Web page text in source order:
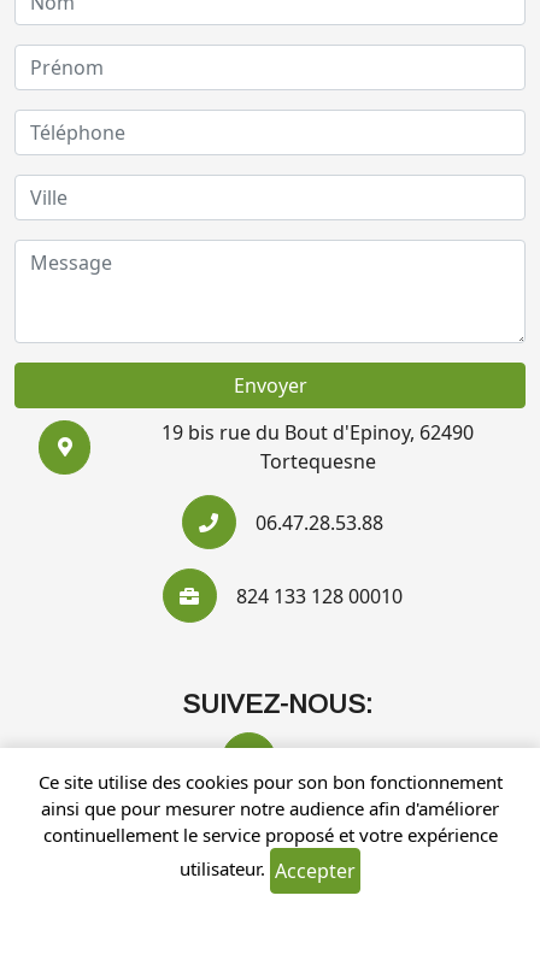
Envoyer
19 bis rue du Bout d'Epinoy, 62490
Tortequesne
06.47.28.53.88
824 133 128 00010
SUIVEZ-NOUS:
Recherches fréquentes
Ce site utilise des cookies pour son bon fonctionnement
ainsi que pour mesurer notre audience afin d'améliorer
continuellement le service proposé et votre expérience
utilisateur. Accepter